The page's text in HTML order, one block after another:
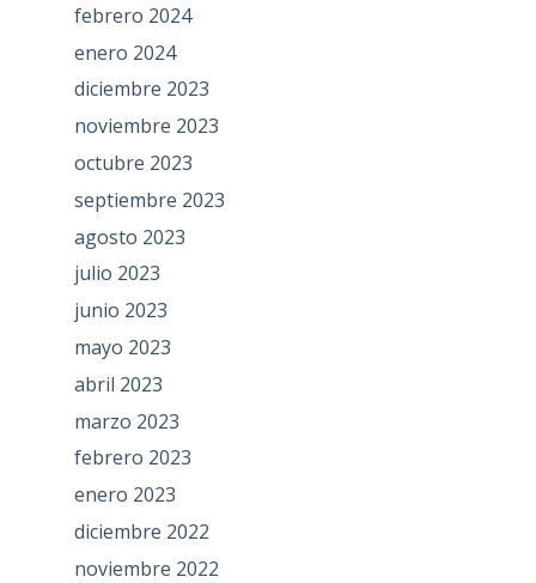
febrero 2024
enero 2024
diciembre 2023
noviembre 2023
octubre 2023
septiembre 2023
agosto 2023
julio 2023
junio 2023
mayo 2023
abril 2023
marzo 2023
febrero 2023
enero 2023
diciembre 2022
noviembre 2022